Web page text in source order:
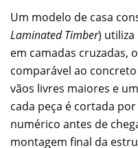
Um modelo de casa
Laminated Timber)
em camadas cruzadas,
comparável ao
vãos livres maiores e
cada peça é cortada
numérico antes de
montagem final da